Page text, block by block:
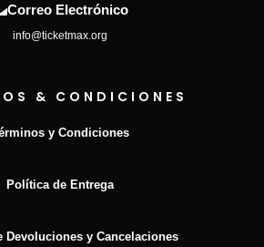
Correo Electrónico
info@ticketmax.org
& CONDICIONES
y Condiciones
Política de Entrega
Devoluciones y Cancelaciones